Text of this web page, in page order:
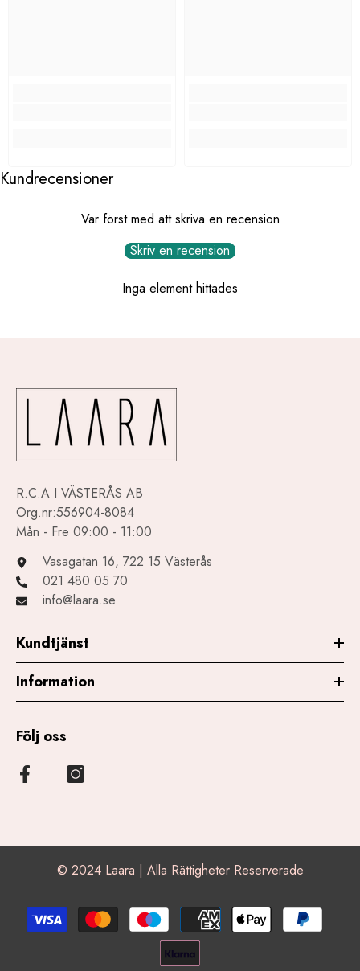
Kundrecensioner
Var först med att skriva en recension
Skriv en recension
Inga element hittades
R.C.A I VÄSTERÅS AB
Org.nr:556904-8084
Mån - Fre 09:00 - 11:00
Vasagatan 16, 722 15 Västerås
021 480 05 70
info@laara.se
Kundtjänst
Information
Följ oss
© 2024 Laara | Alla Rättigheter Reserverade
Betalningsmetoder